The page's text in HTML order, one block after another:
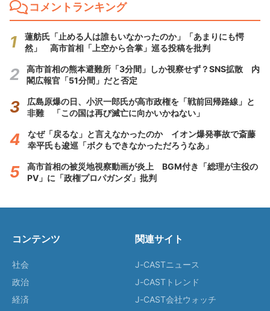
コメントランキング
蓮舫氏「止める人は誰もいなかったのか」「あまりにも愕
然」 高市首相「上空から合掌」巡る投稿を批判
高市首相の熊本避難所「3分間」しか視察せず？SNS拡散 内
閣広報官「51分間」だと否定
広島原爆の日、小沢一郎氏が高市政権を「戦前回帰路線」と
非難 「この国は再び滅亡に向かいかねない」
なぜ「戻るな」と言えなかったのか イオン爆発事故で斎藤
幸平氏も逡巡「ボクもできなかっただろうなあ」
高市首相の被災地視察動画が炎上 BGM付き「総理が主役の
PV」に「政権プロパガンダ」批判
コンテンツ
社会
政治
経済
関連サイト
J-CASTニュース
J-CASTトレンド
J-CAST会社ウォッチ